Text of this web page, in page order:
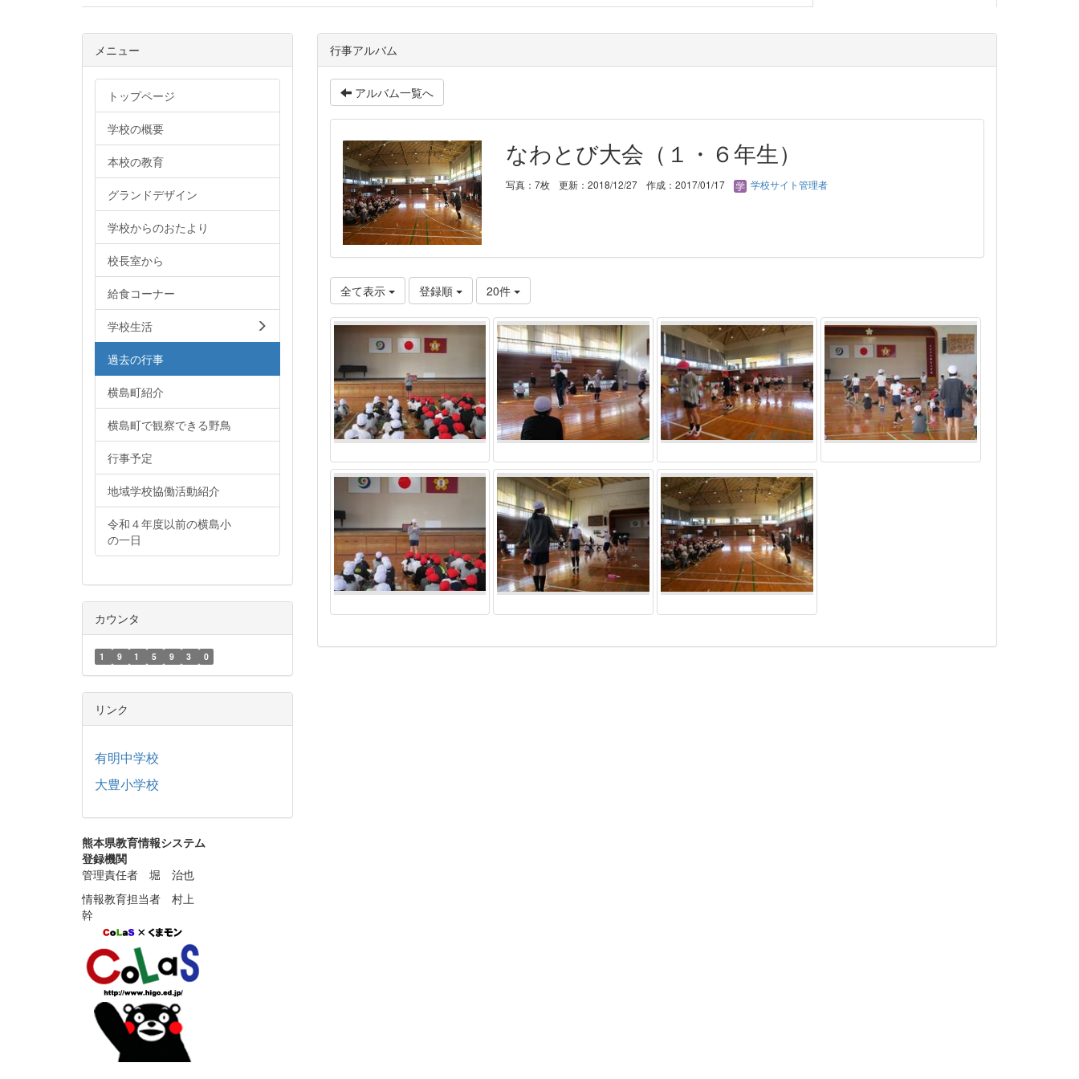
行事アルバム
アルバム一覧へ
なわとび大会（１・６年生）
写真：7枚 更新：2018/12/27 作成：2017/01/17 学校サイト管理者
全て表示 登録順 20件
メニュー
トップページ
学校の概要
本校の教育
グランドデザイン
学校からのおたより
校長室から
給食コーナー
学校生活
過去の行事
横島町紹介
横島町で観察できる野鳥
行事予定
地域学校協働活動紹介
令和４年度以前の横島小
の一日
カウンタ
1 9 1 5 9 3 0
リンク
有明中学校
大豊小学校
熊本県教育情報システム
登録機関
管理責任者 堀 治也
情報教育担当者 村上
幹